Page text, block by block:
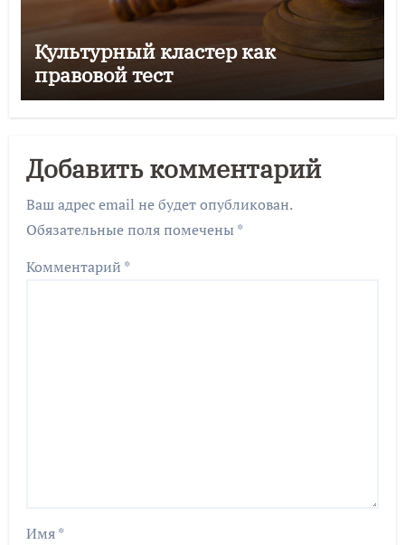
Культурный кластер как
правовой тест
Добавить комментарий
Ваш адрес email не будет опубликован.
Обязательные поля помечены *
Комментарий *
Имя*